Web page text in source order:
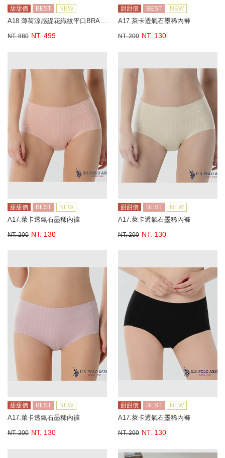
甜甜價 BEST NEW
A18.薄荷涼感緹花織紋平口BRA背心
NT. 880 NT. 499
甜甜價 BEST NEW
A17.萊卡透氣石墨稀內褲
NT. 200 NT. 130
甜甜價 BEST NEW
A17.萊卡透氣石墨稀內褲
NT. 200 NT. 130
甜甜價 BEST NEW
A17.萊卡透氣石墨稀內褲
NT. 200 NT. 130
甜甜價 BEST NEW
A17.萊卡透氣石墨稀內褲
NT. 200 NT. 130
甜甜價 BEST NEW
A17.萊卡透氣石墨稀內褲
NT. 200 NT. 130